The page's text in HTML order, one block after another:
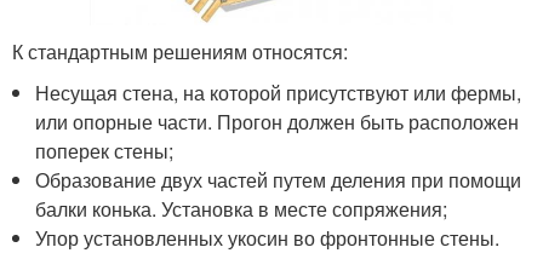
К стандартным решениям относятся:
Несущая стена, на которой присутствуют или фермы,
или опорные части. Прогон должен быть расположен
поперек стены;
Образование двух частей путем деления при помощи
балки конька. Установка в месте сопряжения;
Упор установленных укосин во фронтонные стены.